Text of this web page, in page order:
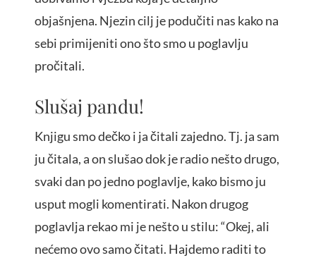
objašnjena. Njezin cilj je podučiti nas kako na
sebi primijeniti ono što smo u poglavlju
pročitali.
Slušaj pandu!
Knjigu smo dečko i ja čitali zajedno. Tj. ja sam
ju čitala, a on slušao dok je radio nešto drugo,
svaki dan po jedno poglavlje, kako bismo ju
usput mogli komentirati. Nakon drugog
poglavlja rekao mi je nešto u stilu: “Okej, ali
nećemo ovo samo čitati. Hajdemo raditi to